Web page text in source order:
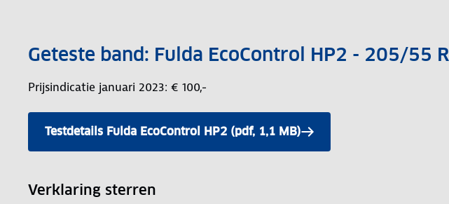
Geteste band: Fulda EcoControl HP2 - 205/55
Prijsindicatie januari 2023: € 100,-
Testdetails Fulda EcoControl HP2 (pdf, 1,1 MB)
Verklaring sterren